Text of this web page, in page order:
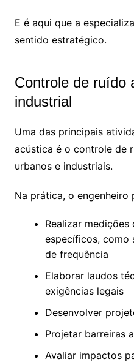
E é aqui que a
sentido estratégico.
Controle de ruído
industrial
Uma das principais
acústica é o controle de
urbanos e industriais.
Na prática, o engenheiro
Realizar
específicos, como
de frequência
Elaborar laudos
exigências legais
Desenvolver
Projetar barreiras
Avaliar impactos